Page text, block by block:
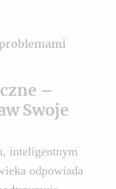
–
Swoje
inteligentnym
odpowiada